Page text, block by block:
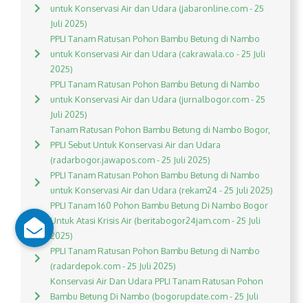
untuk Konservasi Air dan Udara (jabaronline.com - 25
Juli 2025)
PPLI Tanam Ratusan Pohon Bambu Betung di Nambo
untuk Konservasi Air dan Udara (cakrawala.co - 25 Juli
2025)
PPLI Tanam Ratusan Pohon Bambu Betung di Nambo
untuk Konservasi Air dan Udara (jurnalbogor.com - 25
Juli 2025)
Tanam Ratusan Pohon Bambu Betung di Nambo Bogor,
PPLI Sebut Untuk Konservasi Air dan Udara
(radarbogor.jawapos.com - 25 Juli 2025)
PPLI Tanam Ratusan Pohon Bambu Betung di Nambo
untuk Konservasi Air dan Udara (rekam24 - 25 Juli 2025)
PPLI Tanam 160 Pohon Bambu Betung Di Nambo Bogor
Untuk Atasi Krisis Air (beritabogor24jam.com - 25 Juli
2025)
PPLI Tanam Ratusan Pohon Bambu Betung di Nambo
(radardepok.com - 25 Juli 2025)
Konservasi Air Dan Udara PPLI Tanam Ratusan Pohon
Bambu Betung Di Nambo (bogorupdate.com - 25 Juli